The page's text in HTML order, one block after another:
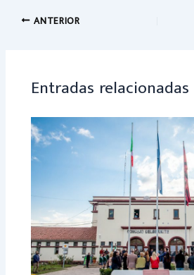
o
ANTERIOR
Entradas relacionadas